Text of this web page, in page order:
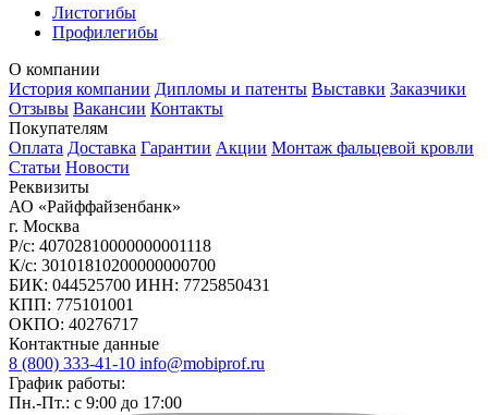
Листогибы
Профилегибы
О компании
История компании Дипломы и патенты Выставки Заказчики
Отзывы Вакансии Контакты
Покупателям
Оплата Доставка Гарантии Акции Монтаж фальцевой кровли
Статьи Новости
Реквизиты
АО «Райффайзенбанк»
г. Москва
Р/с: 40702810000000001118
К/с: 30101810200000000700
БИК: 044525700 ИНН: 7725850431
КПП: 775101001
ОКПО: 40276717
Контактные данные
8 (800) 333-41-10 info@mobiprof.ru
График работы:
Пн.-Пт.: с 9:00 до 17:00